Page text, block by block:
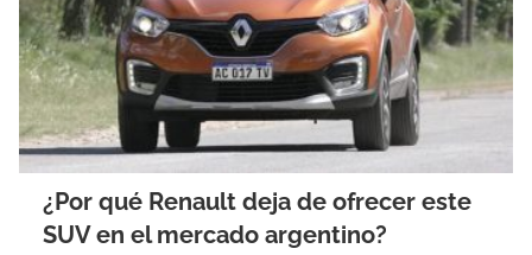
¿Por qué Renault deja de ofrecer este
SUV en el mercado argentino?